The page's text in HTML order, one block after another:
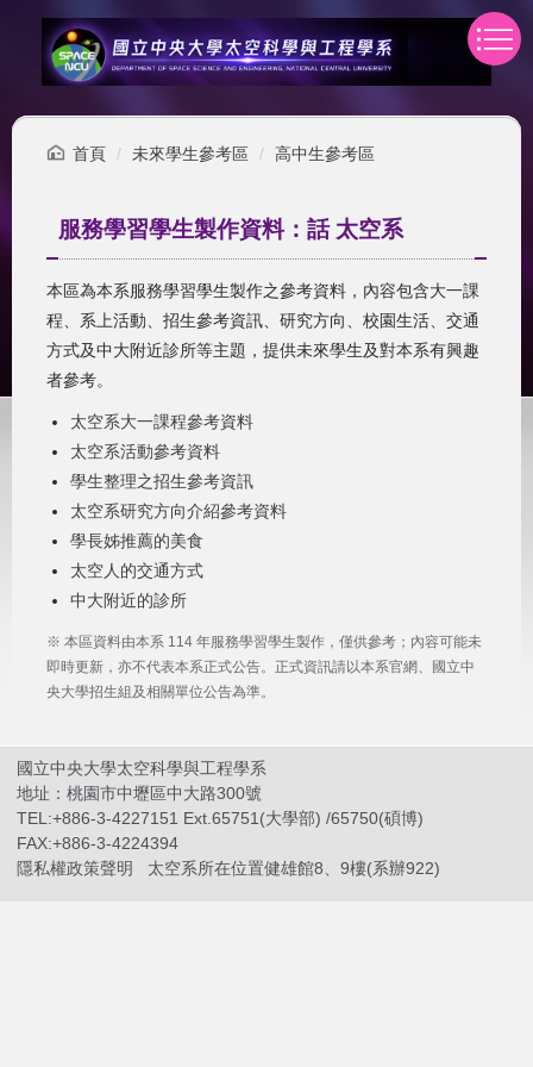
內
首頁 未來學生參考區 高中生參考區
服務學習學生製作資料：話 太空系
本區為本系服務學習學生製作之參考資料，內容包含大一課
程、系上活動、招生參考資訊、研究方向、校園生活、交通
方式及中大附近診所等主題，提供未來學生及對本系有興趣
者參考。
太空系大一課程參考資料
太空系活動參考資料
學生整理之招生參考資訊
太空系研究方向介紹參考資料
學長姊推薦的美食
太空人的交通方式
中大附近的診所
※ 本區資料由本系 114 年服務學習學生製作，僅供參考；內容可能未
即時更新，亦不代表本系正式公告。正式資訊請以本系官網、國立中
央大學招生組及相關單位公告為準。
國立中央大學太空科學與工程學系
地址：桃園市中壢區中大路300號
TEL:+886-3-4227151 Ext.65751(大學部) /65750(碩博)
FAX:+886-3-4224394
隱私權政策聲明
太空系所在位置健雄館8、9樓(系辦922)